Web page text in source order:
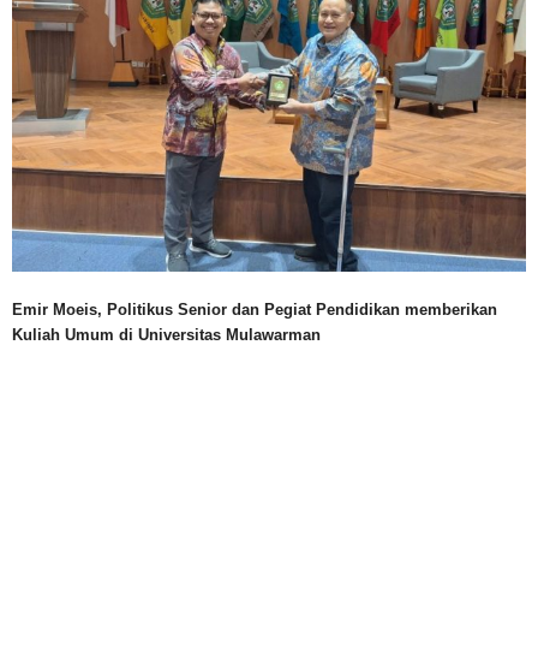
Emir Moeis, Politikus Senior dan Pegiat Pendidikan memberikan
Kuliah Umum di Universitas Mulawarman